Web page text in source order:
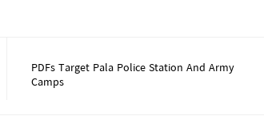
PDFs Target Pala Police Station And Army
Camps